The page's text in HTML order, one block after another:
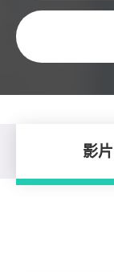
關鍵字
影片